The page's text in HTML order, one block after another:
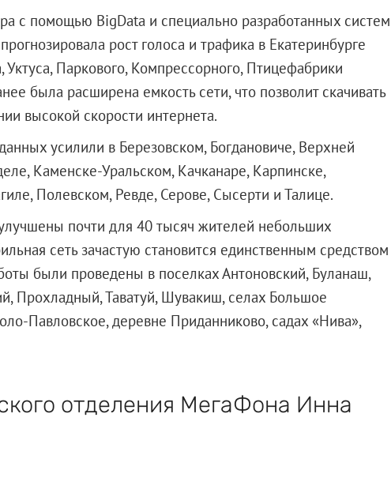
с помощью BigData и специально разработанных систем
рост голоса и трафика в Екатеринбурге
Уктуса, Паркового, Компрессорного, Птицефабрики
была расширена емкость сети, что позволит скачивать
высокой скорости интернета.
усилили в Березовском, Богдановиче, Верхней
Каменске-Уральском, Качканаре, Карпинске,
Полевском, Ревде, Серове, Сысерти и Талице.
почти для 40 тысяч жителей небольших
сеть зачастую становится единственным средством
были проведены в поселках Антоновский, Буланаш,
Прохладный, Таватуй, Шувакиш, селах Большое
Павловское, деревне Приданниково, садах «Нива»,
отделения МегаФона Инна